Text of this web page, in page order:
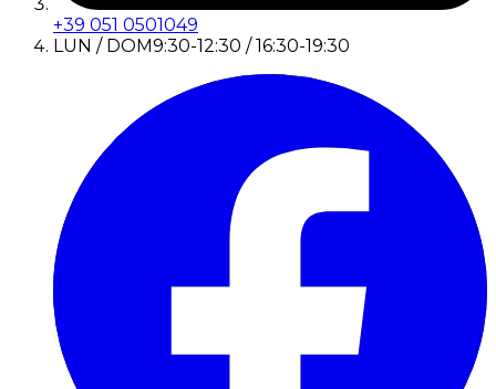
+39 051 0501049
LUN / DOM9:30-12:30 / 16:30-19:30